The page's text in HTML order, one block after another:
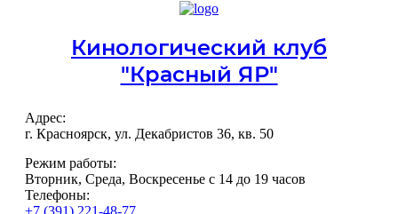
Кинологический клуб
"Красный ЯР"
Адрес:
г. Красноярск, ул. Декабристов 36, кв. 50
Режим работы:
Вторник, Среда, Воскресенье с 14 до 19 часов
Телефоны:
+7 (391) 221-48-77